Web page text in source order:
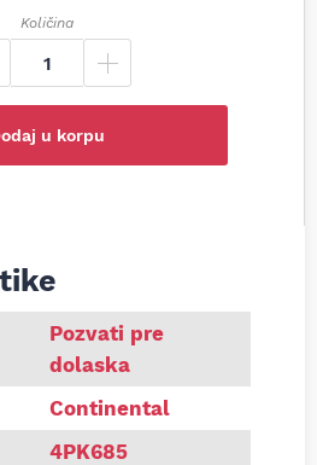
Količina
u korpu
Continental 4PK685
Pozvati pre
dolaska
Continental
4PK685